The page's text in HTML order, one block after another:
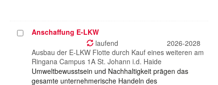
ProjektAnschaffung E-LKW
laufend
2026-2028
Ausbau der E-LKW Flotte durch Kauf eines weiteren am
Ringana Campus 1A St. Johann i.d. Haide
Umweltbewusstsein und Nachhaltigkeit prägen das
gesamte unternehmerische Handeln des